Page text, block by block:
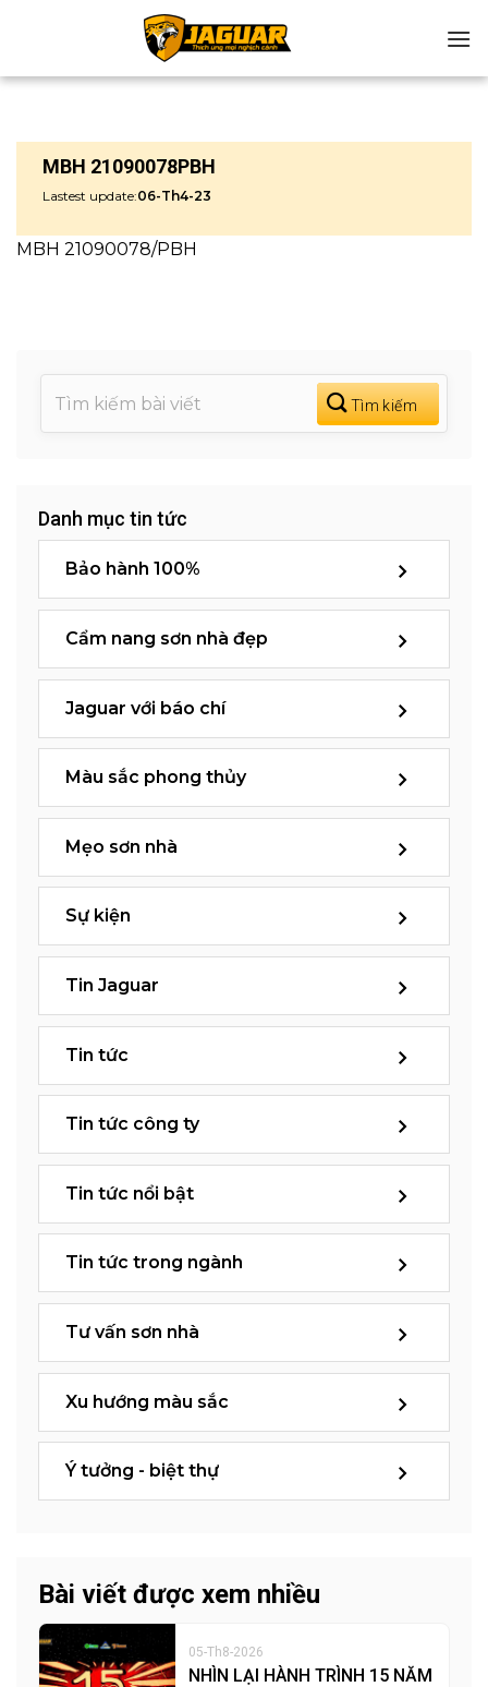
MBH 21090078PBH
Lastest update:06-Th4-23
MBH 21090078/PBH
Danh mục tin tức
Bảo hành 100%
Cẩm nang sơn nhà đẹp
Jaguar với báo chí
Màu sắc phong thủy
Mẹo sơn nhà
Sự kiện
Tin Jaguar
Tin tức
Tin tức công ty
Tin tức nổi bật
Tin tức trong ngành
Tư vấn sơn nhà
Xu hướng màu sắc
Ý tưởng - biệt thự
Bài viết được xem nhiều
05-Th8-2026
NHÌN LẠI HÀNH TRÌNH 15 NĂM